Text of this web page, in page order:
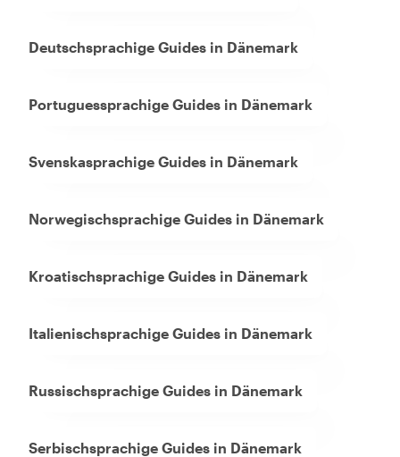
Deutschsprachige Guides in Dänemark
Portuguessprachige Guides in Dänemark
Svenskasprachige Guides in Dänemark
Norwegischsprachige Guides in Dänemark
Kroatischsprachige Guides in Dänemark
Italienischsprachige Guides in Dänemark
Russischsprachige Guides in Dänemark
Serbischsprachige Guides in Dänemark